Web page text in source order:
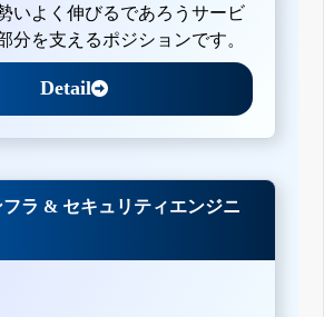
いよく伸びるであろうサービ
分を支えるポジションです。
Detail
ラ & セキュリティエンジニ